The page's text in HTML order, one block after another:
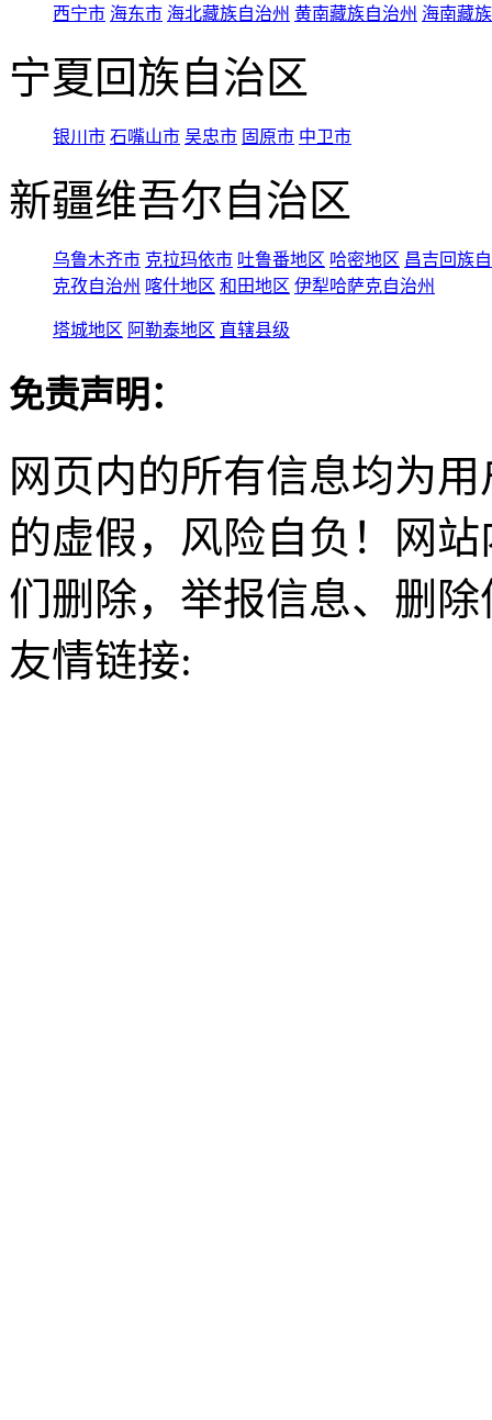
西宁市 海东市 海北藏族自治州 黄南藏族自治州 海南藏
宁夏回族自治区
银川市 石嘴山市 吴忠市 固原市 中卫市
新疆维吾尔自治区
乌鲁木齐市 克拉玛依市 吐鲁番地区 哈密地区 昌吉回族
克孜自治州 喀什地区 和田地区 伊犁哈萨克自治州
塔城地区 阿勒泰地区 直辖县级
免责声明：
网页内的所有信息均为
的虚假，风险自负！网
们删除，举报信息、删
友情链接: